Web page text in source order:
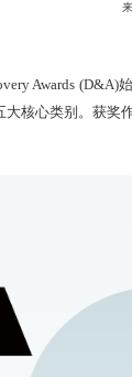
Awards
核心类别。获奖